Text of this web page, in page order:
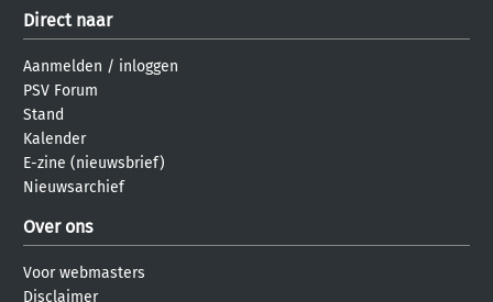
Direct naar
Aanmelden / inloggen
PSV Forum
Stand
Kalender
E-zine (nieuwsbrief)
Nieuwsarchief
Over ons
Voor webmasters
Disclaimer